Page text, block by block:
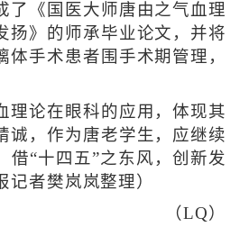
了《国医大师唐由之气血理
扬》的师承毕业论文，并将
体手术患者围手术期管理，
论在眼科的应用，体现其
诚，作为唐老学生，应继续
借“十四五”之东风，创新发
记者樊岚岚整理）
（LQ）